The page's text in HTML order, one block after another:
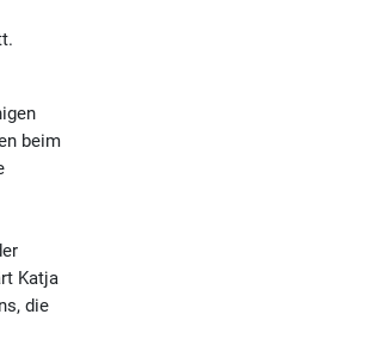
beim
Katja
die